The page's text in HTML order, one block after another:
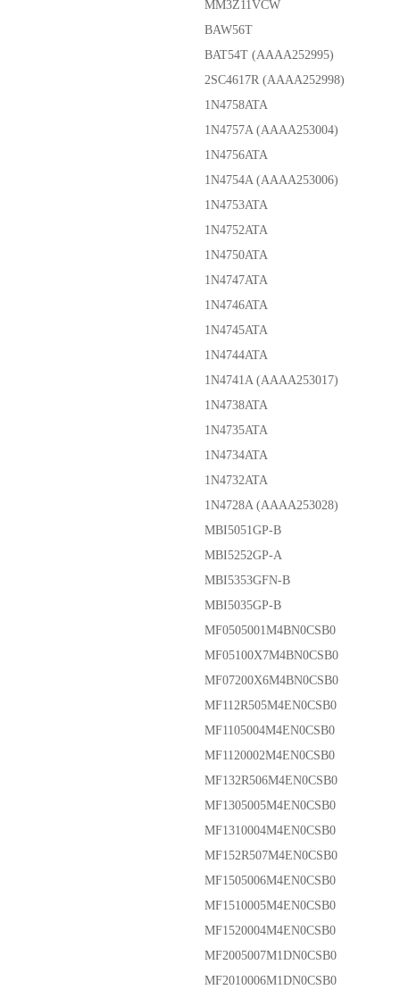
MM3Z11VCW
BAW56T
BAT54T (AAAA252995)
2SC4617R (AAAA252998)
1N4758ATA
1N4757A (AAAA253004)
1N4756ATA
1N4754A (AAAA253006)
1N4753ATA
1N4752ATA
1N4750ATA
1N4747ATA
1N4746ATA
1N4745ATA
1N4744ATA
1N4741A (AAAA253017)
1N4738ATA
1N4735ATA
1N4734ATA
1N4732ATA
1N4728A (AAAA253028)
MBI5051GP-B
MBI5252GP-A
MBI5353GFN-B
MBI5035GP-B
MF0505001M4BN0CSB0
MF05100X7M4BN0CSB0
MF07200X6M4BN0CSB0
MF112R505M4EN0CSB0
MF1105004M4EN0CSB0
MF1120002M4EN0CSB0
MF132R506M4EN0CSB0
MF1305005M4EN0CSB0
MF1310004M4EN0CSB0
MF152R507M4EN0CSB0
MF1505006M4EN0CSB0
MF1510005M4EN0CSB0
MF1520004M4EN0CSB0
MF2005007M1DN0CSB0
MF2010006M1DN0CSB0